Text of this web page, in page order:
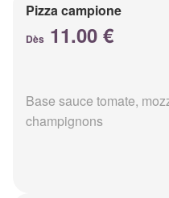
Pizza campione
Dès 11.00 €
Base sauce tomate,
champignons